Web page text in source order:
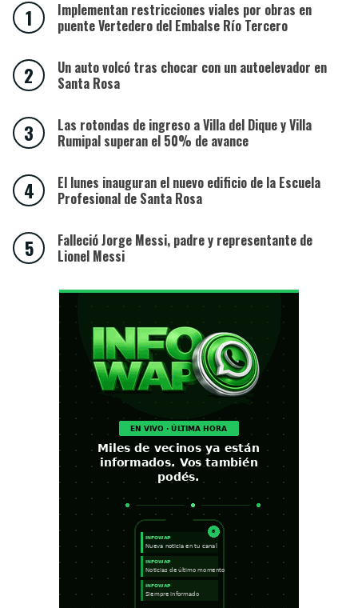
Implementan restricciones viales por obras en
puente Vertedero del Embalse Río Tercero
Un auto volcó tras chocar con un autoelevador en
Santa Rosa
Las rotondas de ingreso a Villa del Dique y Villa
Rumipal superan el 50% de avance
El lunes inauguran el nuevo edificio de la Escuela
Profesional de Santa Rosa
Falleció Jorge Messi, padre y representante de
Lionel Messi